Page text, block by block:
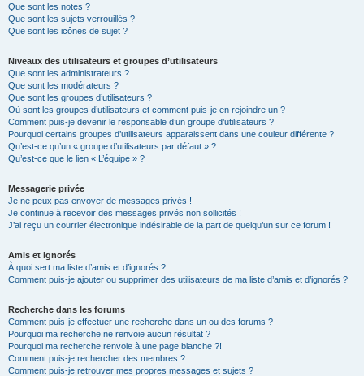
Que sont les notes ?
Que sont les sujets verrouillés ?
Que sont les icônes de sujet ?
Niveaux des utilisateurs et groupes d’utilisateurs
Que sont les administrateurs ?
Que sont les modérateurs ?
Que sont les groupes d’utilisateurs ?
Où sont les groupes d’utilisateurs et comment puis-je en rejoindre un ?
Comment puis-je devenir le responsable d’un groupe d’utilisateurs ?
Pourquoi certains groupes d’utilisateurs apparaissent dans une couleur différente ?
Qu’est-ce qu’un « groupe d’utilisateurs par défaut » ?
Qu’est-ce que le lien « L’équipe » ?
Messagerie privée
Je ne peux pas envoyer de messages privés !
Je continue à recevoir des messages privés non sollicités !
J’ai reçu un courrier électronique indésirable de la part de quelqu’un sur ce forum !
Amis et ignorés
À quoi sert ma liste d’amis et d’ignorés ?
Comment puis-je ajouter ou supprimer des utilisateurs de ma liste d’amis et d’ignorés ?
Recherche dans les forums
Comment puis-je effectuer une recherche dans un ou des forums ?
Pourquoi ma recherche ne renvoie aucun résultat ?
Pourquoi ma recherche renvoie à une page blanche ?!
Comment puis-je rechercher des membres ?
Comment puis-je retrouver mes propres messages et sujets ?